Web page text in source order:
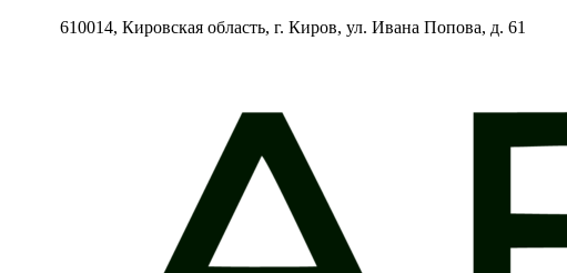
610014, Кировская область, г. Киров, ул. Ивана Попова, д. 61